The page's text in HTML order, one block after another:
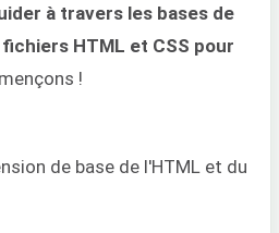
à travers les bases de
HTML et CSS pour
!
de base de l'HTML et du